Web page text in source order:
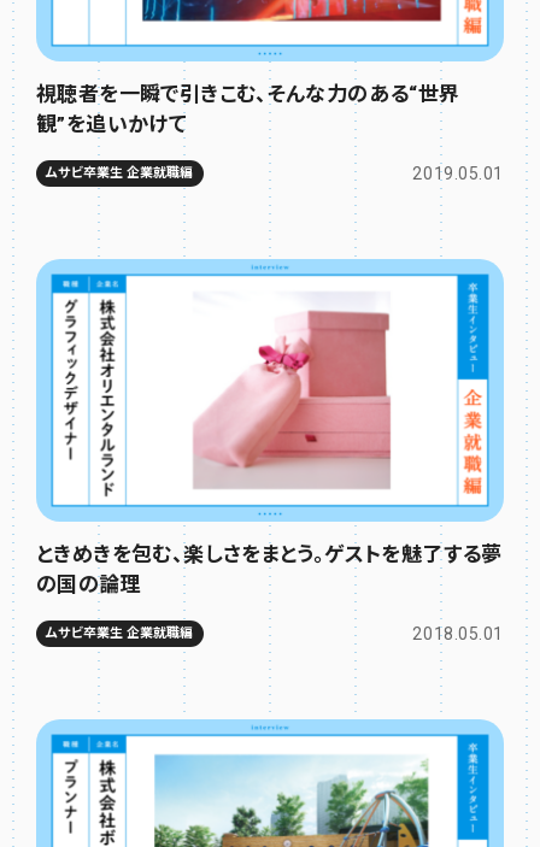
視聴者を一瞬で引きこむ、そんな力のある“世界
観”を追いかけて
ムサビ卒業生 企業就職編 2019.05.01
ときめきを包む、楽しさをまとう。ゲストを魅了する夢
の国の論理
ムサビ卒業生 企業就職編 2018.05.01